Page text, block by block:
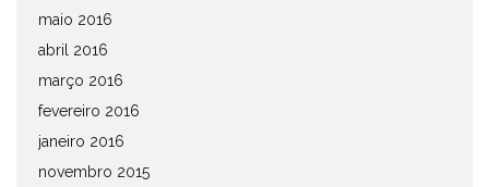
maio 2016
abril 2016
março 2016
fevereiro 2016
janeiro 2016
novembro 2015